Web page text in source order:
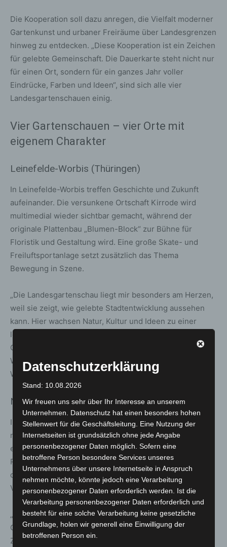
Die Kooperation soll dazu anregen, die Vielfalt moderner
Gartenkunst und urbaner Freiräume über Landesgrenzen
hinweg zu entdecken. „Diese Kooperation ist ein Zeichen
für gelebte Gemeinschaft. Die Dauerkarte steht nicht nur
für einen Ort, sondern für ein ganzes Jahr voller
Eindrücke, Farben und Ideen“, sind sich alle vier
Landesgartenschauen einig.
Vier Gartenschauen – vier Orte mit
eigenem Charakter
Leinefelde-Worbis (Thüringen)
In Leinefelde-Worbis treffen Geschichte und Zukunft
aufeinander. Die versunkene Ortschaft Kirrode wird
multimedial wieder sichtbar gemacht, während der
originale Plattenbau „Blumen-Block“ zur Bühne für
Floristik und Gestaltung wird. Eine große Skate- und
Freiluftsportanlage setzt zusätzlich das Thema
Bewegung in Szene.
„Die Landesgartenschau liegt mir besonders am Herzen,
weil sie zeigt, wie gelebte Stadtentwicklung aussehen
kann. Hier wachsen Natur, Kultur und Ideen zu einer
lebendigen Zukunft zusammen“, sagt Stefan Nolte,
Geschäftsführer der Landesgartenschau Leinefelde-
Worbis 2026 gGmbH.
Weitere Informationen:www.lgs-leinefelde-worbis.de
Neuss (Nordrhein-Westfalen)
In Neuss entsteht ab 16. April 2026 auf 38 Hektar das
neue grüne Herz der Stadt – auf dem Gelände der
ehemaligen Galopprennbahn, nahe Innenstadt und
Rheinhafen. Besucher erwarten vielfältige Gärten,
digitale Zukunftsthemen, Naturerlebnisse und rund 1000
Veranstaltungen über den gesamten Sommer.
„Neuss wie noch nie – der neue Park mitten in der
Großstadt und nah am Rhein eröffnet Chancen für die
Zukunft der ganzen Region“, sagt Annette Nothnagel,
Datenschutzerklärung
Stand: 10.08.2026
Wir freuen uns sehr über Ihr Interesse an unserem
Unternehmen. Datenschutz hat einen besonders hohen
Stellenwert für die Geschäftsleitung. Eine Nutzung der
Internetseiten ist grundsätzlich ohne jede Angabe
personenbezogener Daten möglich. Sofern eine
betroffene Person besondere Services unseres
Unternehmens über unsere Internetseite in Anspruch
nehmen möchte, könnte jedoch eine Verarbeitung
personenbezogener Daten erforderlich werden. Ist die
Verarbeitung personenbezogener Daten erforderlich und
besteht für eine solche Verarbeitung keine gesetzliche
Grundlage, holen wir generell eine Einwilligung der
betroffenen Person ein.